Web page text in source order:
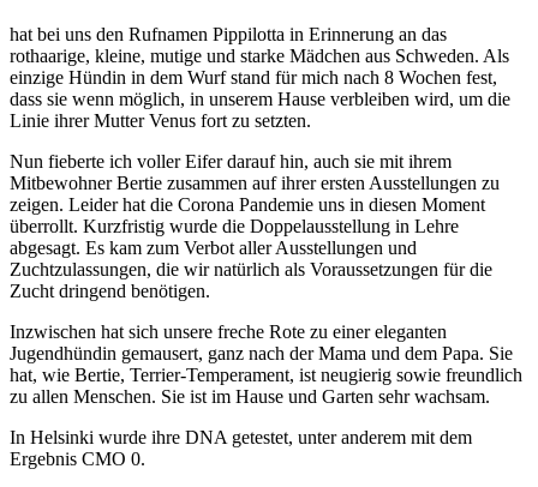
hat bei uns den Rufnamen Pippilotta in Erinnerung an das
rothaarige, kleine, mutige und starke Mädchen aus Schweden. Als
einzige Hündin in dem Wurf stand für mich nach 8 Wochen fest,
dass sie wenn möglich, in unserem Hause verbleiben wird, um die
Linie ihrer Mutter Venus fort zu setzten.
Nun fieberte ich voller Eifer darauf hin, auch sie mit ihrem
Mitbewohner Bertie zusammen auf ihrer ersten Ausstellungen zu
zeigen. Leider hat die Corona Pandemie uns in diesen Moment
überrollt. Kurzfristig wurde die Doppelausstellung in Lehre
abgesagt. Es kam zum Verbot aller Ausstellungen und
Zuchtzulassungen, die wir natürlich als Voraussetzungen für die
Zucht dringend benötigen.
Inzwischen hat sich unsere freche Rote zu einer eleganten
Jugendhündin gemausert, ganz nach der Mama und dem Papa. Sie
hat, wie Bertie, Terrier-Temperament, ist neugierig sowie freundlich
zu allen Menschen. Sie ist im Hause und Garten sehr wachsam.
In Helsinki wurde ihre DNA getestet, unter anderem mit dem
Ergebnis CMO 0.